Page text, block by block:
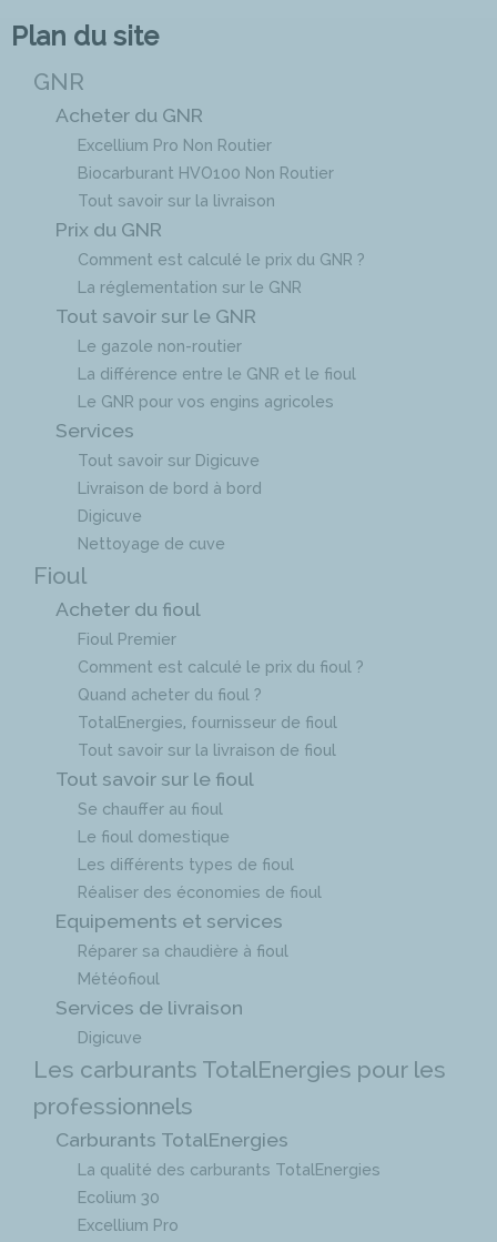
Plan du site
GNR
Acheter du GNR
Excellium Pro Non Routier
Biocarburant HVO100 Non Routier
Tout savoir sur la livraison
Prix du GNR
Comment est calculé le prix du GNR ?
La réglementation sur le GNR
Tout savoir sur le GNR
Le gazole non-routier
La différence entre le GNR et le fioul
Le GNR pour vos engins agricoles
Services
Tout savoir sur Digicuve
Livraison de bord à bord
Digicuve
Nettoyage de cuve
Fioul
Acheter du fioul
Fioul Premier
Comment est calculé le prix du fioul ?
Quand acheter du fioul ?
TotalEnergies, fournisseur de fioul
Tout savoir sur la livraison de fioul
Tout savoir sur le fioul
Se chauffer au fioul
Le fioul domestique
Les différents types de fioul
Réaliser des économies de fioul
Equipements et services
Réparer sa chaudière à fioul
Météofioul
Services de livraison
Digicuve
Les carburants TotalEnergies pour les
professionnels
Carburants TotalEnergies
La qualité des carburants TotalEnergies
Ecolium 30
Excellium Pro